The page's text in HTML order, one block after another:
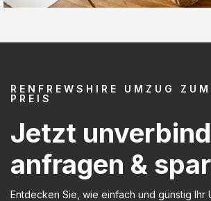
RENFREWSHIRE UMZUG
PREIS
Jetzt
anfragen &
Entdecken Sie, wie einfach und günstig Ihr